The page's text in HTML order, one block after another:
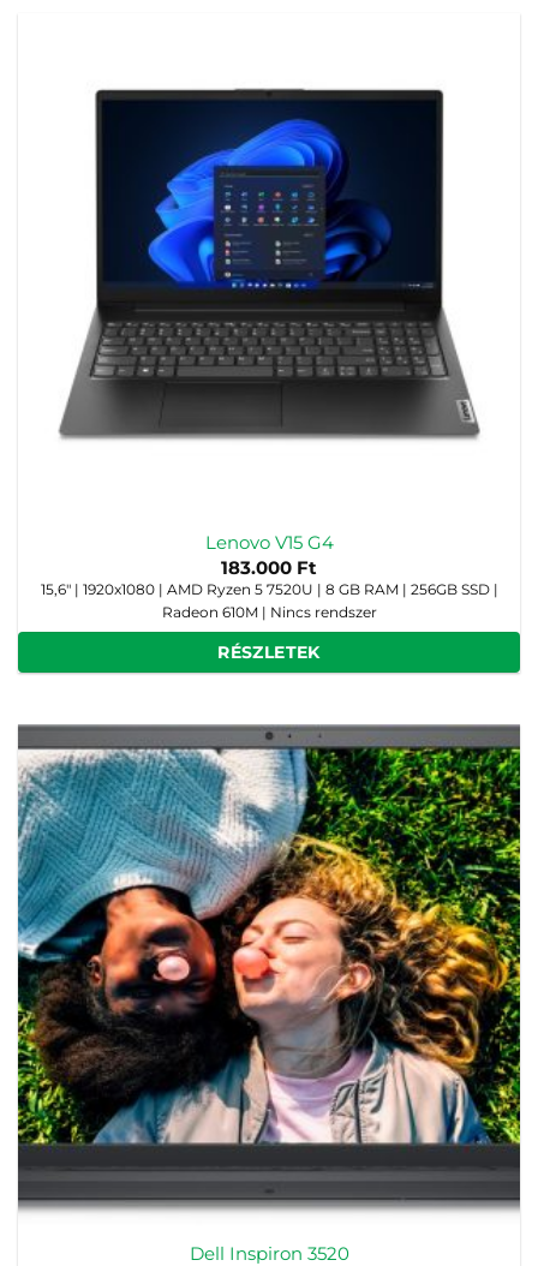
Lenovo V15 G4
183.000 Ft
15,6" | 1920x1080 | AMD Ryzen 5 7520U | 8 GB RAM | 256GB SSD |
Radeon 610M | Nincs rendszer
RÉSZLETEK
Dell Inspiron 3520